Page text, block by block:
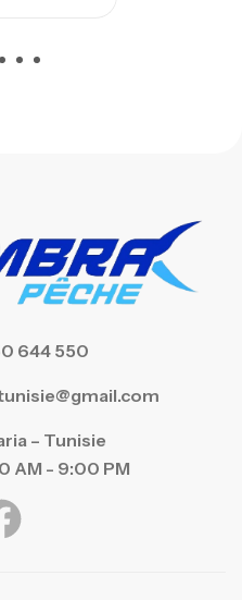
644 550
– Tunisie
AM - 9:00 PM